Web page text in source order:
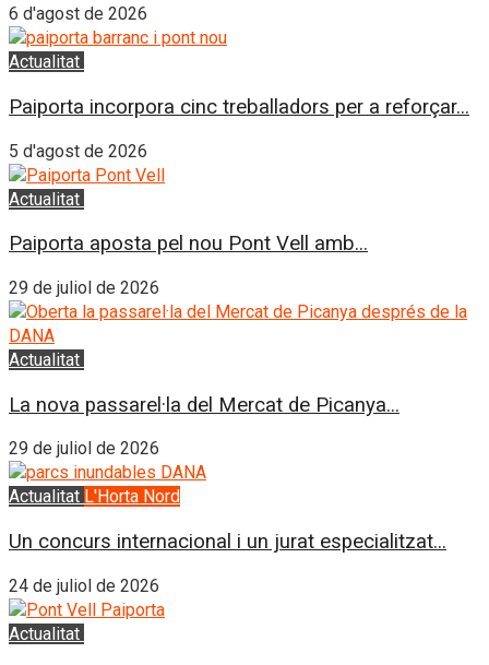
6 d'agost de 2026
Actualitat
Paiporta incorpora cinc treballadors per a reforçar...
5 d'agost de 2026
Actualitat
Paiporta aposta pel nou Pont Vell amb...
29 de juliol de 2026
Actualitat
La nova passarel·la del Mercat de Picanya...
29 de juliol de 2026
Actualitat L'Horta Nord
Un concurs internacional i un jurat especialitzat...
24 de juliol de 2026
Actualitat